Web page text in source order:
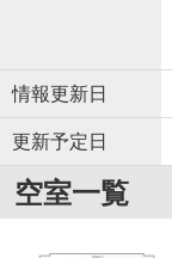
情報更新日
更新予定日
空室一覧